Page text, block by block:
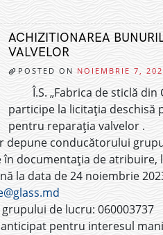
ACHIZITIONAREA
VALVELOR
POSTED ON NOIEMBRIE 7,
Î.S. „Fabrica de sticlă
participe la licitația deschisă
pentru reparația valvelor .
depune conducătorului
documentația de atribuire,
la data de 24 noiembrie
de lucru: 060003737
pentru interesul